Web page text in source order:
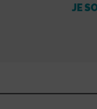
JE